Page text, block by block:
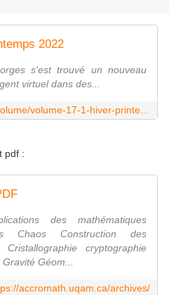
2022
s'est trouvé un nouveau
virtuel dans des...
pdf :
des mathématiques
Chaos Construction des
Cristallographie cryptographie
Géom...
accromath.uqam.ca/archives/